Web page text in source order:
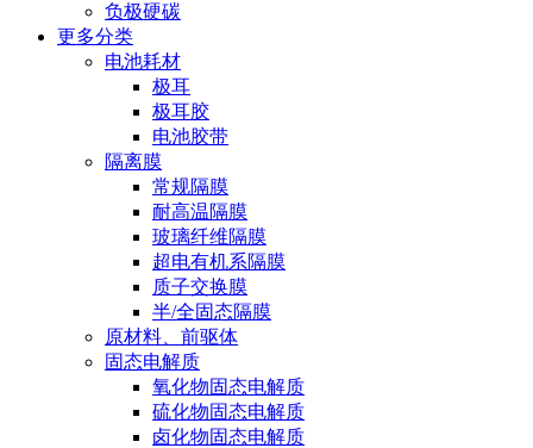
负极硬碳
更多分类
电池耗材
极耳
极耳胶
电池胶带
隔离膜
常规隔膜
耐高温隔膜
玻璃纤维隔膜
超电有机系隔膜
质子交换膜
半/全固态隔膜
原材料、前驱体
固态电解质
氧化物固态电解质
硫化物固态电解质
卤化物固态电解质